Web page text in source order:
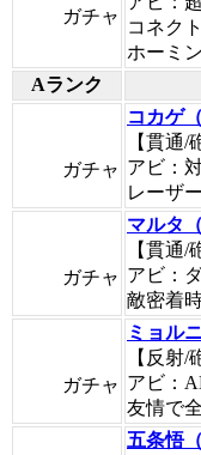
ガチャ
コネク
ホーミ
Aランク
ガチャ
コカゲ
【貫通/
アビ：
レーザ
ガチャ
マルタ
【貫通/
アビ：
敵密着
ガチャ
ミョル
【反射/
アビ：
友情で
五条悟